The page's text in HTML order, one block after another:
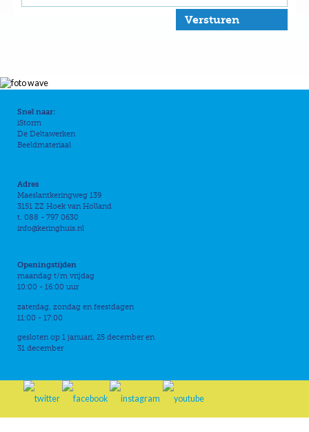
Versturen
Snel naar:
iStorm
De Deltawerken
Beeldmateriaal
Adres
Maeslantkeringweg 139
3151 ZZ Hoek van Holland
t. 088 - 797 0630
info@keringhuis.nl
Openingstijden
maandag t/m vrijdag
10:00 - 16:00 uur
zaterdag, zondag en feestdagen
11:00 - 17:00
gesloten op 1 januari, 25 december en
31 december